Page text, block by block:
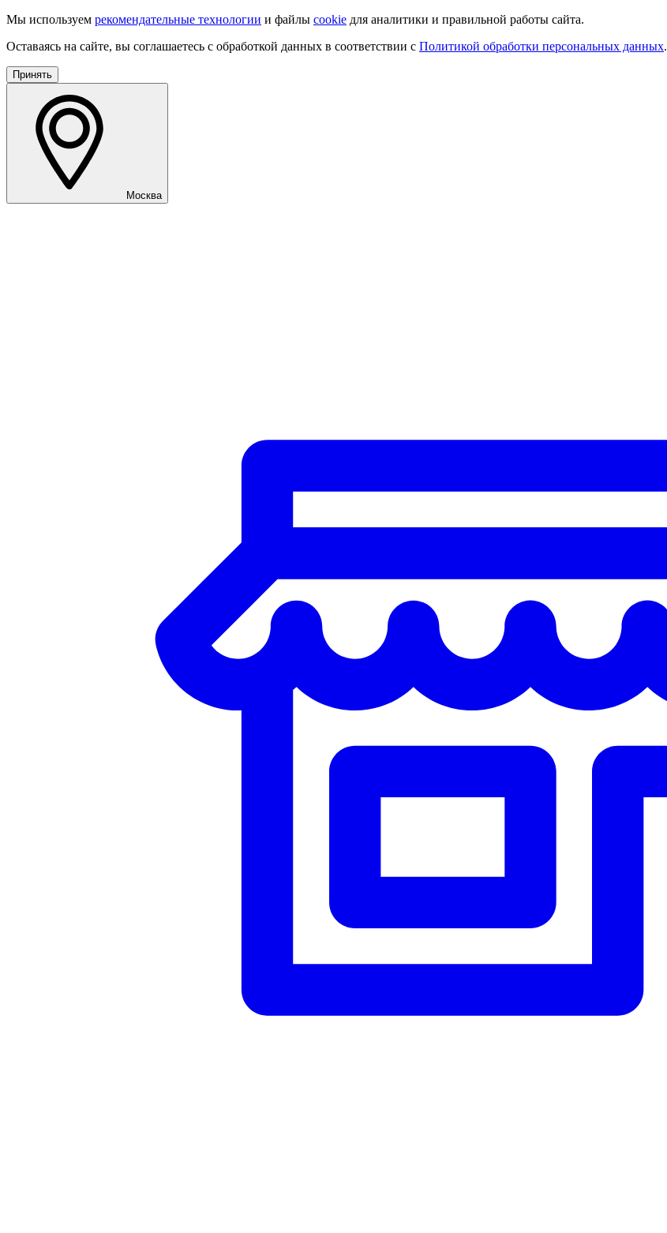
Мы используем рекомендательные технологии и файлы cookie для аналитики и правильной работы сайта.
Оставаясь на сайте, вы соглашаетесь с обработкой данных в соответствии с Политикой обработки персональных данных.
Принять
Москва